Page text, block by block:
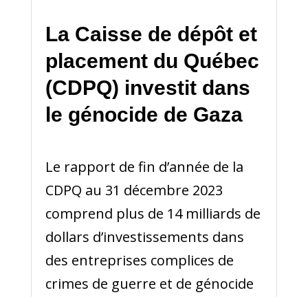
La Caisse de dépôt et
placement du Québec
(CDPQ) investit dans
le génocide de Gaza
Le rapport de fin d’année de la
CDPQ au 31 décembre 2023
comprend plus de 14 milliards de
dollars d’investissements dans
des entreprises complices de
crimes de guerre et de génocide